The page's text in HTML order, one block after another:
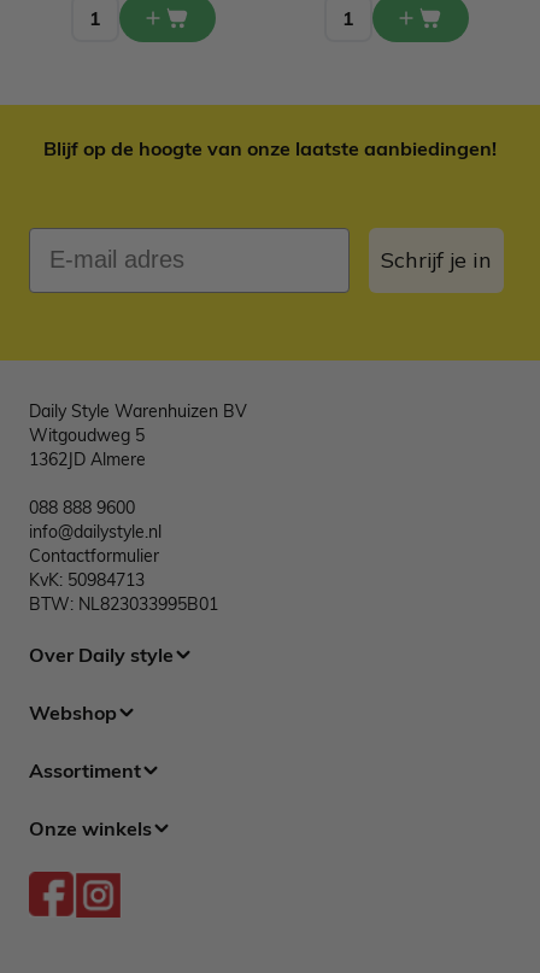
Blijf op de hoogte van onze laatste aanbiedingen!
E-mail adres
Schrijf je in
Daily Style Warenhuizen BV
Witgoudweg 5
1362JD Almere
088 888 9600
info@dailystyle.nl
Contactformulier
KvK: 50984713
BTW: NL823033995B01
Over Daily style
Webshop
Assortiment
Onze winkels